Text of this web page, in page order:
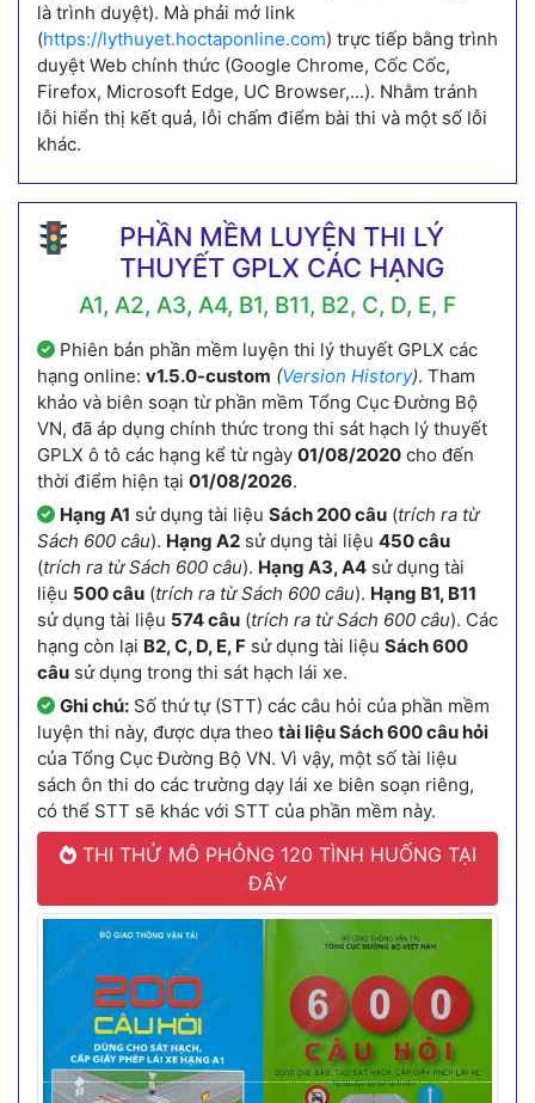
là trình duyệt). Mà phải mở link
(https://lythuyet.hoctaponline.com) trực tiếp bằng trình
duyệt Web chính thức (Google Chrome, Cốc Cốc,
Firefox, Microsoft Edge, UC Browser,...). Nhằm tránh
lỗi hiển thị kết quả, lỗi chấm điểm bài thi và một số lỗi
khác.
PHẦN MỀM LUYỆN THI LÝ
THUYẾT GPLX CÁC HẠNG
A1, A2, A3, A4, B1, B11, B2, C, D, E, F
Phiên bản phần mềm luyện thi lý thuyết GPLX các
hạng online: v1.5.0-custom (Version History). Tham
khảo và biên soạn từ phần mềm Tổng Cục Đường Bộ
VN, đã áp dụng chính thức trong thi sát hạch lý thuyết
GPLX ô tô các hạng kể từ ngày 01/08/2020 cho đến
thời điểm hiện tại 01/08/2026.
Hạng A1 sử dụng tài liệu Sách 200 câu (trích ra từ
Sách 600 câu). Hạng A2 sử dụng tài liệu 450 câu
(trích ra từ Sách 600 câu). Hạng A3, A4 sử dụng tài
liệu 500 câu (trích ra từ Sách 600 câu). Hạng B1, B11
sử dụng tài liệu 574 câu (trích ra từ Sách 600 câu). Các
hạng còn lại B2, C, D, E, F sử dụng tài liệu Sách 600
câu sử dụng trong thi sát hạch lái xe.
Ghi chú: Số thứ tự (STT) các câu hỏi của phần mềm
luyện thi này, được dựa theo tài liệu Sách 600 câu hỏi
của Tổng Cục Đường Bộ VN. Vì vậy, một số tài liệu
sách ôn thi do các trường dạy lái xe biên soạn riêng,
có thể STT sẽ khác với STT của phần mềm này.
THI THỬ MÔ PHỎNG 120 TÌNH HUỐNG TẠI
ĐÂY